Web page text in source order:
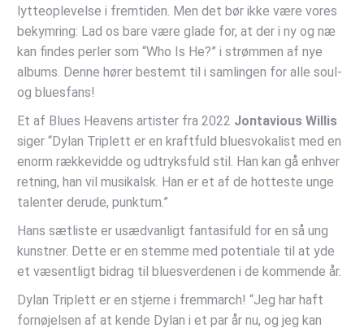
lytteoplevelse i fremtiden. Men det bør ikke være vores
bekymring: Lad os bare være glade for, at der i ny og næ
kan findes perler som “Who Is He?” i strømmen af nye
albums. Denne hører bestemt til i samlingen for alle soul-
og bluesfans!
Et af Blues Heavens artister fra 2022 Jontavious Willis
siger “Dylan Triplett er en kraftfuld bluesvokalist med en
enorm rækkevidde og udtryksfuld stil. Han kan gå enhver
retning, han vil musikalsk. Han er et af de hotteste unge
talenter derude, punktum.”
Hans sætliste er usædvanligt fantasifuld for en så ung
kunstner. Dette er en stemme med potentiale til at yde
et væsentligt bidrag til bluesverdenen i de kommende år.
Dylan Triplett er en stjerne i fremmarch! “Jeg har haft
fornøjelsen af at kende Dylan i et par år nu, og jeg kan